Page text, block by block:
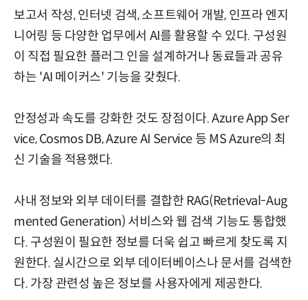
보고서 작성, 인터넷 검색, 소프트웨어 개발, 인프라 엔지
니어링 등 다양한 업무에서 AI를 활용할 수 있다. 구성원
이 직접 필요한 플러그 인을 설계하거나 동료들과 공유
하는 'AI 메이커스' 기능을 갖췄다.
안정성과 속도를 강화한 것도 장점이다. Azure App Ser
vice, Cosmos DB, Azure AI Service 등 MS Azure의 최
신 기술을 적용했다.
사내 정보와 외부 데이터를 결합한 RAG(Retrieval-Aug
mented Generation) 서비스와 웹 검색 기능도 통합했
다. 구성원이 필요한 정보를 더욱 쉽고 빠르게 찾도록 지
원한다. 실시간으로 외부 데이터베이스나 문서를 검색한
다. 가장 관련성 높은 정보를 사용자에게 제공한다.